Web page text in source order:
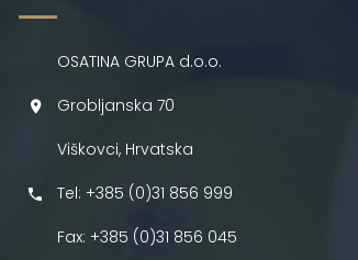
OSATINA GRUPA d.o.o.
Grobljanska 70
Viškovci, Hrvatska
Tel: +385 (0)31 856 999
Fax: +385 (0)31 856 045